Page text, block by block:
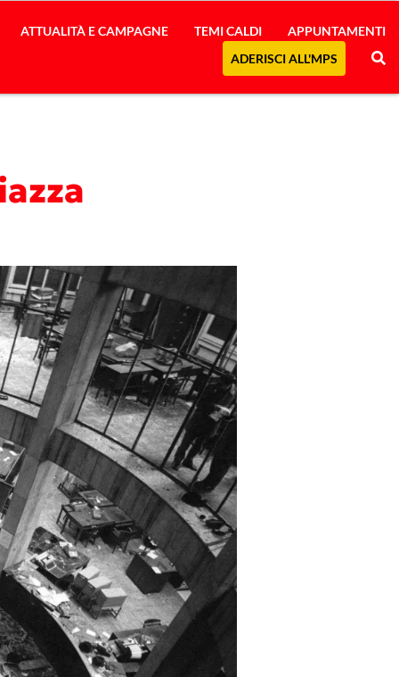
ATTUALITÀ E CAMPAGNE TEMI CALDI
APPUNTAMENTI
ADERISCI ALL'MPS